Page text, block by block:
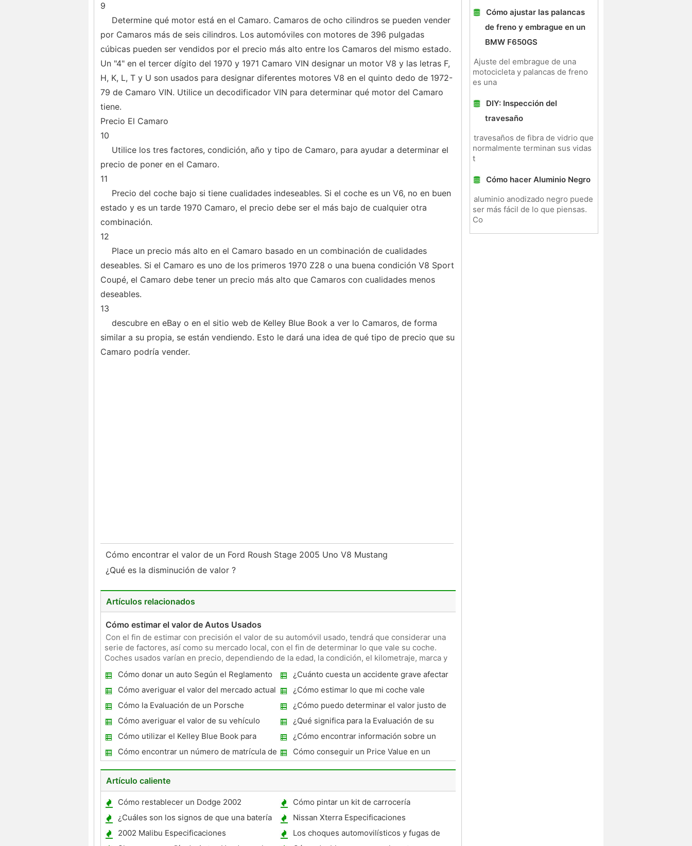
9
Determine qué motor está en el Camaro. Camaros de ocho cilindros se pueden vender
por Camaros más de seis cilindros. Los automóviles con motores de 396 pulgadas
cúbicas pueden ser vendidos por el precio más alto entre los Camaros del mismo estado.
Un "4" en el tercer dígito del 1970 y 1971 Camaro VIN designar un motor V8 y las letras F,
H, K, L, T y U son usados ​​para designar diferentes motores V8 en el quinto dedo de 1972-
79 de Camaro VIN. Utilice un decodificador VIN para determinar qué motor del Camaro
tiene.
Precio El Camaro
10
Utilice los tres factores, condición, año y tipo de Camaro, para ayudar a determinar el
precio de poner en el Camaro.
11
Precio del coche bajo si tiene cualidades indeseables. Si el coche es un V6, no en buen
estado y es un tarde 1970 Camaro, el precio debe ser el más bajo de cualquier otra
combinación.
12
Place un precio más alto en el Camaro basado en un combinación de cualidades
deseables. Si el Camaro es uno de los primeros 1970 Z28 o una buena condición V8 Sport
Coupé, el Camaro debe tener un precio más alto que Camaros con cualidades menos
deseables.
13
descubre en eBay o en el sitio web de Kelley Blue Book a ver lo Camaros, de forma
similar a su propia, se están vendiendo. Esto le dará una idea de qué tipo de precio que su
Camaro podría vender.
Cómo encontrar el valor de un Ford Roush Stage 2005 Uno V8 Mustang
¿Qué es la disminución de valor ?
Artículos relacionados
Cómo estimar el valor de Autos Usados ​​
Con el fin de estimar con precisión el valor de su automóvil usado, tendrá que considerar una
serie de factores, así como su mercado local, con el fin de determinar lo que vale su coche.
Coches usados ​​varían en precio, dependiendo de la edad, la condición, el kilometraje, marca y
Cómo donar un auto Según el Reglamento
DMV
¿Cuánto cuesta un accidente grave afectar
el valor de un coche?
Cómo averiguar el valor del mercado actual
de un Subaru Outback 1998
¿Cómo estimar lo que mi coche vale
Cómo la Evaluación de un Porsche
¿Cómo puedo determinar el valor justo de
mercado de un vehículo todo terreno?
Cómo averiguar el valor de su vehículo
¿Qué significa para la Evaluación de su
coche?
Cómo utilizar el Kelley Blue Book para
evaluar el valor de un coche
¿Cómo encontrar información sobre un
coche en el número VIN
Cómo encontrar un número de matrícula de
un número de Vin
Cómo conseguir un Price Value en un
coche
Artículo caliente
Cómo restablecer un Dodge 2002
Computer
Cómo pintar un kit de carrocería
¿Cuáles son los signos de que una batería
de coche se está muriendo?
Nissan Xterra Especificaciones
2002 Malibu Especificaciones
Los choques automovilísticos y fugas de
Cómo ajustar las palancas
de freno y embrague en un
BMW F650GS
Ajuste del embrague de una
motocicleta y palancas de freno
es una
DIY: Inspección del
travesaño
travesaños de fibra de vidrio que
normalmente terminan sus vidas
t
Cómo hacer Aluminio Negro
aluminio anodizado negro puede
ser más fácil de lo que piensas.
Co